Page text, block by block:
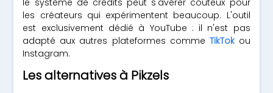
le système de crédits peut s'avérer coûteux pour
les créateurs qui expérimentent beaucoup. L'outil
est exclusivement dédié à YouTube : il n'est pas
adapté aux autres plateformes comme TikTokou
Instagram.
Les alternatives à Pikzels